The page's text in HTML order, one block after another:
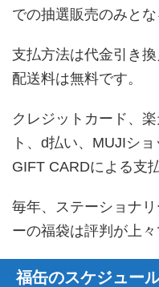
での抽選販売のみとな
支払方法は代金引き換
配送料は無料です。
クレジットカード、
ト、d払い、MUJIシ
GIFT CARDによる支
毎年、ステーショナ
ーの福袋は評判が上々
福缶のスケジュー